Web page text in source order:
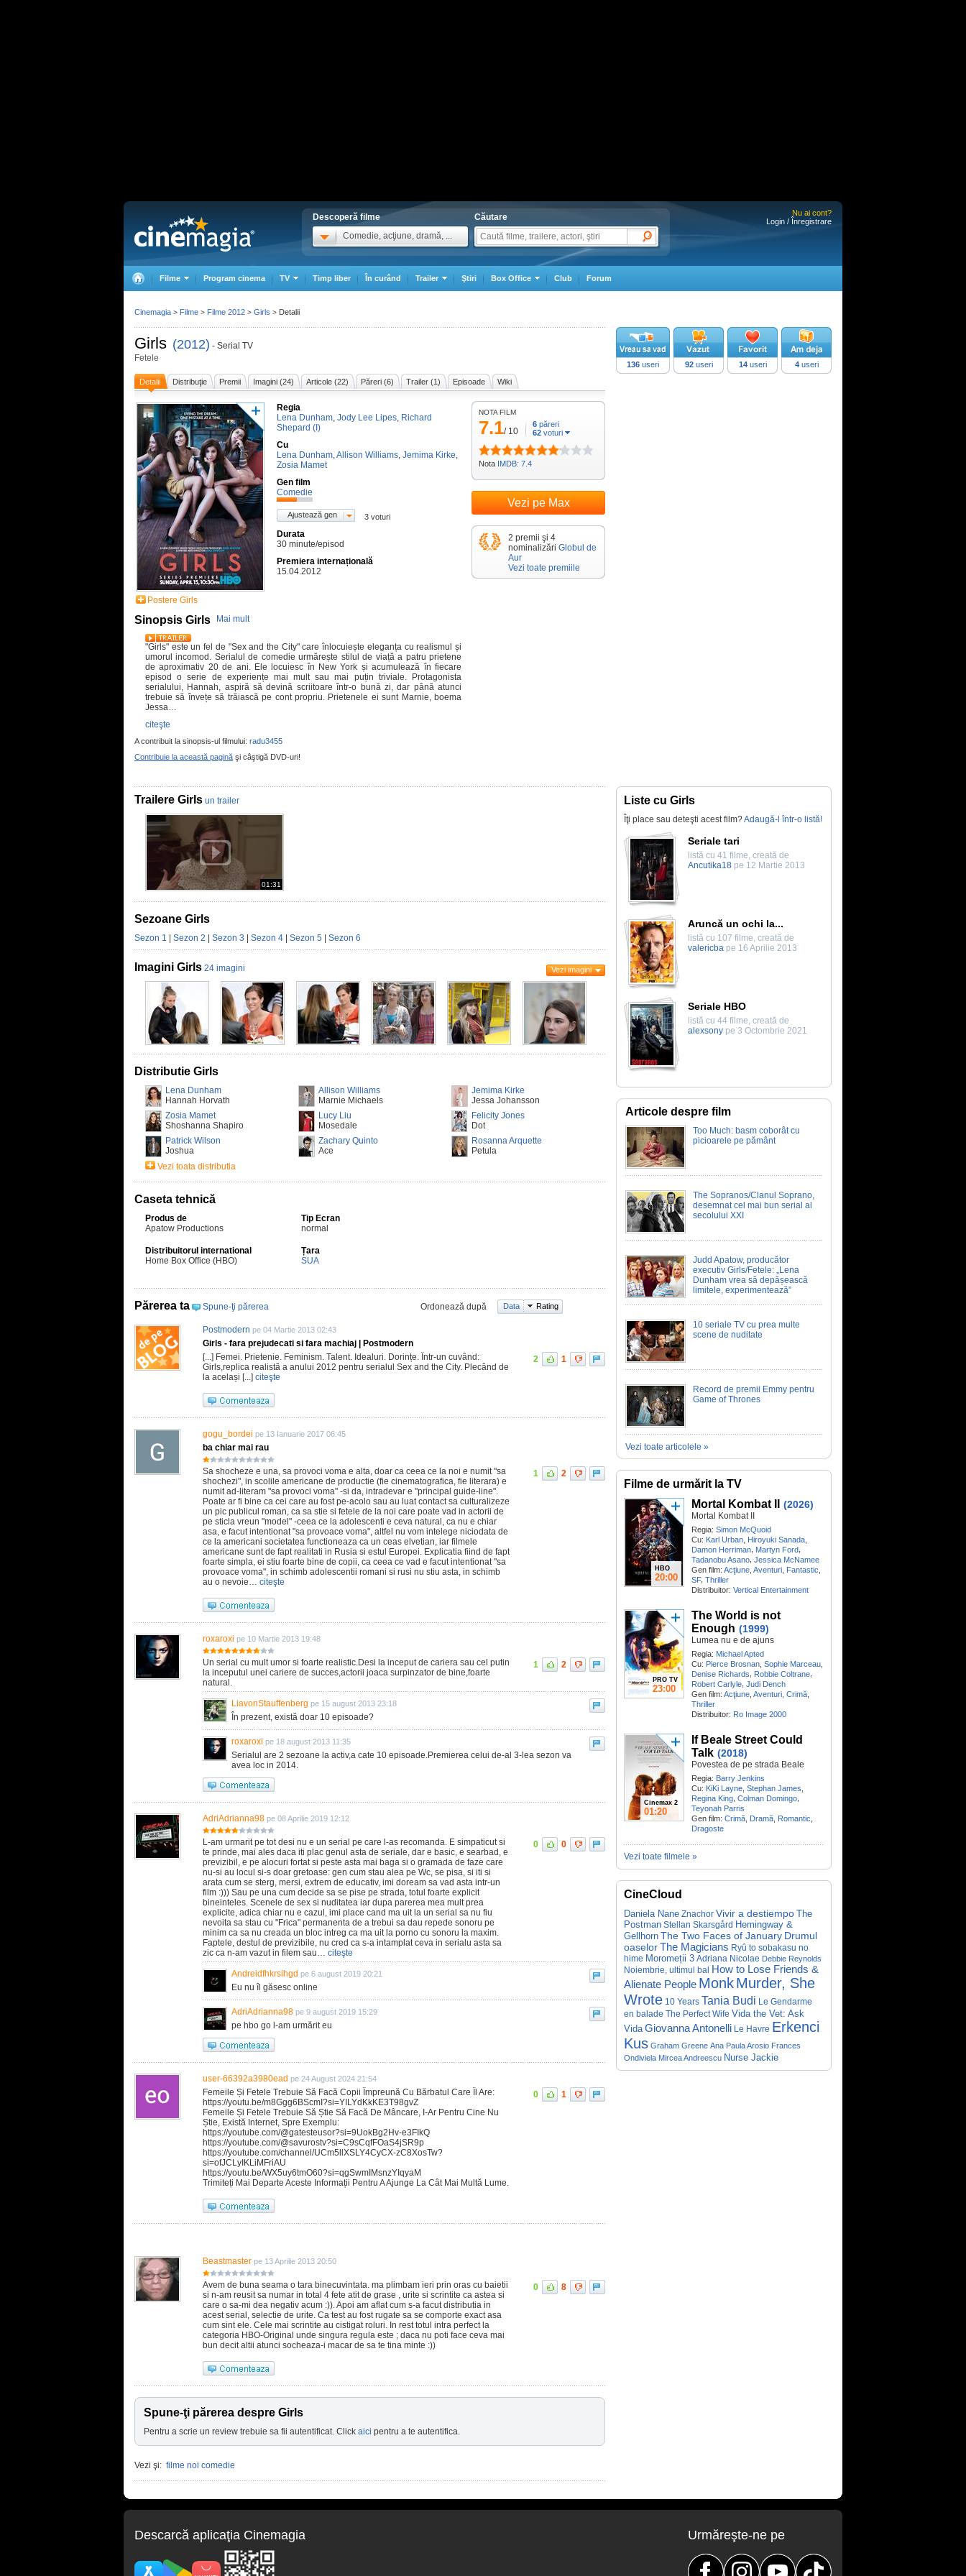
Descoperă filme
Comedie, acţiune, dramă, ...
Căutare
Nu ai cont?
Login / Înregistrare
Filme Program cinema TV Timp liber În curând Trailer Ştiri Box Office Club Forum
Girls (2012) - Serial TV
Fetele
Detalii Distribuţie Premii Imagini (24) Articole (22) Păreri (6) Trailer (1) Episoade Wiki
Postere Girls
Regia
Lena Dunham, Jody Lee Lipes, Richard
Shepard (I)
Cu
Lena Dunham,Allison Williams, Jemima Kirke,
Zosia Mamet
Gen film
Comedie
Ajustează gen 3 voturi
Durata
30 minute/episod
Premiera internațională
15.04.2012
Sinopsis Girls Mai mult
"Girls" este un fel de "Sex and the City" care înlocuiește eleganța cu realismul și
umorul incomod. Serialul de comedie urmărește stilul de viață a patru prietene
de aproximativ 20 de ani. Ele locuiesc în New York și acumulează în fiecare
episod o serie de experiențe mai mult sau mai puțin triviale. Protagonista
serialului, Hannah, aspiră să devină scriitoare într-o bună zi, dar până atunci
trebuie să învețe să trăiască pe cont propriu. Prietenele ei sunt Marnie, boema
Jessa…
citeşte
A contribuit la sinopsis-ul filmului: radu3455
Contribuie la această pagină şi câştigă DVD-uri!
NOTA FILM
7.1/ 10
6 păreri
62 voturi
Nota IMDB: 7.4
Vezi pe Max
2 premii şi 4
nominalizări Globul de
Aur
Vezi toate premiile
136 useri 92useri 14useri 4useri
Trailere Girls un trailer
01:31
Sezoane Girls
Sezon 1 Sezon 2 Sezon 3 Sezon 4 Sezon 5 Sezon 6
Imagini Girls 24 imagini Vezi imagini
Distributie Girls
Lena Dunham
Hannah Horvath
Allison Williams
Marnie Michaels
Jemima Kirke
Jessa Johansson
Zosia Mamet
Shoshanna Shapiro
Lucy Liu
Mosedale
Felicity Jones
Dot
Patrick Wilson
Joshua
Zachary Quinto
Ace
Rosanna Arquette
Petula
Vezi toata distributia
Caseta tehnică
Produs de
Apatow Productions
Tip Ecran
normal
Distribuitorul international
Home Box Office (HBO)
Țara
SUA
Părerea ta Spune-ţi părerea Ordonează după Data Rating
Postmodern pe 04 Martie 2013 02:43
Girls - fara prejudecati si fara machiaj | Postmodern
[...] Femei. Prietenie. Feminism. Talent. Idealuri. Dorințe. Într-un cuvând:
Girls,replica realistă a anului 2012 pentru serialul Sex and the City. Plecând de
la același [...] citeşte
2 1
gogu_bordei pe 13 Ianuarie 2017 06:45
ba chiar mai rau
Sa shocheze e una, sa provoci voma e alta, doar ca ceea ce la noi e numit "sa
shochezi", in scolile americane de productie (fie cinematografica, fie literara) e
numit ad-literam "sa provoci voma" -si da, intradevar e "principal guide-line".
Poate ar fi bine ca cei care au fost pe-acolo sau au luat contact sa culturalizeze
un pic publicul roman, ca sa stie si fetele de la noi care poate vad in actorii de
pe sticla vreun "model" -ceea ce la adolescenti e ceva natural, ca nu e chiar
asa, e facut intentionat "sa provoace voma", altfel nu vom intelege niciodata de
ce la americani societatea functioneaza ca un ceas elvetian, iar filmele
americane sunt de fapt realitati in Rusia si estul Europei. Explicatia fiind de fapt
foarte simpla, ei stiu foarte bine de copii, ca ceea ce vad e facut intentionat "sa
provoace voma", in schimb adolescentii romani si rusi nu stiu asta, in schimb
au o nevoie… citeşte
1 2
roxaroxi pe 10 Martie 2013 19:48
Un serial cu mult umor si foarte realistic.Desi la inceput de cariera sau cel putin
la inceputul unei cariere de succes,actorii joaca surpinzator de bine,foarte
natural.
1 2
LiavonStauffenberg pe 15 august 2013 23:18
În prezent, există doar 10 episoade?
roxaroxi pe 18 august 2013 11:35
Serialul are 2 sezoane la activ,a cate 10 episoade.Premierea celui de-al 3-lea sezon va
avea loc in 2014.
AdriAdrianna98 pe 08 Aprilie 2019 12:12
L-am urmarit pe tot desi nu e un serial pe care l-as recomanda. E simpaticut si
te prinde, mai ales daca iti plac genul asta de seriale, dar e basic, e searbad, e
previzibil, e pe alocuri fortat si peste asta mai baga si o gramada de faze care
nu-si au locul si-s doar gretoase: gen cum stau alea pe Wc, se pisa, si iti si
arata cum se sterg, mersi, extrem de educativ, imi doream sa vad asta intr-un
film :))) Sau pe una cum decide sa se pise pe strada, totul foarte explicit
bineinteles. Scenele de sex si nuditatea iar dupa parerea mea mult prea
explicite, adica chiar nu e cazul, imi place cand ma uit la un serial sa nu fiu
nevoita sa stau cu "Frica" permanenta de a trebui sa dau repede sonoru pe
minim ca sa nu creada un bloc intreg ca ma uit la porno cu sonoru la maxim.
Faptele, destul de previzibile, nu cred ca s-a intamplat ceva in serialu asta sa
zic ca n-am vazut in filem sau… citeşte
0 0
Andreidfhkrsihgd pe 6 august 2019 20:21
Eu nu îl găsesc online
AdriAdrianna98 pe 9 august 2019 15:29
pe hbo go l-am urmărit eu
user-66392a3980ead pe 24 August 2024 21:54
Femeile Și Fetele Trebuie Să Facă Copii Împreună Cu Bărbatul Care Îl Are:
https://youtu.be/m8Ggg6BScmI?si=YILYdKkKE3T98gvZ
Femeile Și Fetele Trebuie Să Știe Să Facă De Mâncare, I-Ar Pentru Cine Nu
Știe, Există Internet, Spre Exemplu:
https://youtube.com/@gatesteusor?si=9UokBg2Hv-e3FIkQ
https://youtube.com/@savurostv?si=C9sCqfFOaS4jSR9p
https://youtube.com/channel/UCm5llXSLY4CyCX-zC8XosTw?
si=ofJCLyIKLiMFriAU
https://youtu.be/WX5uy6tmO60?si=qgSwmIMsnzYIqyaM
Trimiteți Mai Departe Aceste Informații Pentru A Ajunge La Cât Mai Multă Lume.
0 1
Beastmaster pe 13 Aprilie 2013 20:50
Avem de buna seama o tara binecuvintata. ma plimbam ieri prin oras cu baietii
si n-am reusit sa numar in total 4 fete atit de grase , urite si scrintite ca astea si
care o sa-mi dea negativ acum :)). Apoi am aflat cum s-a facut distributia in
acest serial, selectie de urite. Ca test au fost rugate sa se comporte exact asa
cum sint ele. Cele mai scrintite au cistigat roluri. In rest totul intra perfect la
categoria HBO-Original unde singura regula este ; daca nu poti face ceva mai
bun decit altii atunci socheaza-i macar de sa te tina minte :))
0 8
Spune-ţi părerea despre Girls
Pentru a scrie un review trebuie sa fii autentificat. Click aici pentru a te autentifica.
Vezi şi: filme noi comedie
Liste cu Girls
Îţi place sau deteşti acest film?Adaugă-l într-o listă!
Seriale tari
listă cu 41 filme, creată de
Ancutika18 pe 12 Martie 2013
Aruncă un ochi la...
listă cu 107 filme, creată de
valericba pe 16 Aprilie 2013
Seriale HBO
listă cu 44 filme, creată de
alexsony pe 3 Octombrie 2021
Articole despre film
Too Much: basm coborât cu
picioarele pe pământ
The Sopranos/Clanul Soprano,
desemnat cel mai bun serial al
secolului XXI
Judd Apatow, producător
executiv Girls/Fetele: „Lena
Dunham vrea să depășească
limitele, experimentează”
10 seriale TV cu prea multe
scene de nuditate
Record de premii Emmy pentru
Game of Thrones
Vezi toate articolele »
Filme de urmărit la TV
HBO
20:00
Mortal Kombat II (2026)
Mortal Kombat II
Regia: Simon McQuoid
Cu: Karl Urban Hiroyuki Sanada
Damon Herriman, Martyn Ford,
Tadanobu Asano, Jessica McNamee
Gen film: Acţiune Aventuri Fantastic
SF, Thriller
Distribuitor: Vertical Entertainment
PRO TV
23:00
The World is not
Enough (1999)
Lumea nu e de ajuns
Regia: Michael Apted
Cu: Pierce Brosnan Sophie Marceau
Denise Richards, Robbie Coltrane,
Robert Carlyle, Judi Dench
Gen film: Acţiune Aventuri Crimă
Thriller
Distribuitor: Ro Image 2000
Cinemax 2
01:20
If Beale Street Could
Talk (2018)
Povestea de pe strada Beale
Regia: Barry Jenkins
Cu: KiKi Layne Stephan James
Regina King, Colman Domingo,
Teyonah Parris
Gen film: Crimă Dramă Romantic
Dragoste
Vezi toate filmele »
CineCloud
Daniela Nane Znachor Vivir a destiempo The
Postman Stellan Skarsgård Hemingway &
Gellhorn The Two Faces of January Drumul
oaselorThe Magicians Ryû to sobakasu no
hime Moromeții 3 Adriana Nicolae Debbie Reynolds
Noiembrie, ultimul bal How to Lose Friends &
Alienate People MonkMurder, She
Wrote 10 Years Tania Budi Le Gendarme
en balade The Perfect Wife Vida the Vet: Ask
Vida Giovanna Antonelli Le Havre Erkenci
Kus Graham Greene Ana Paula Arosio Frances
Ondiviela Mircea Andreescu Nurse Jackie
Cinemagia > Filme > Filme 2012 > Girls > Detalii
Descarcă aplicaţia Cinemagia Urmăreşte-ne pe